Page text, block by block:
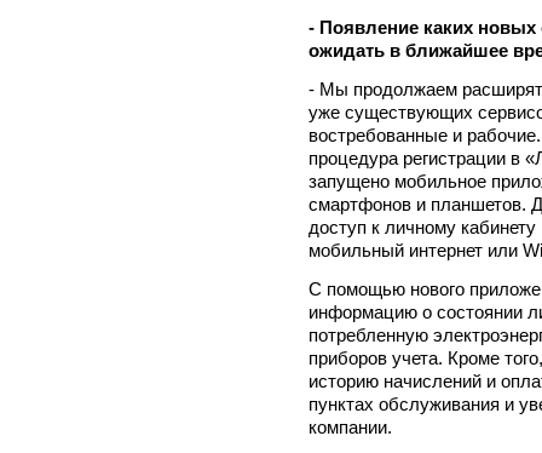
- Появление каких
ожидать в ближайшее
- Мы продолжаем
уже существующих
востребованные и
процедура регистрации в
запущено мобильное
смартфонов и планшетов.
доступ к личному
мобильный интернет или
С помощью нового
информацию о состоянии
потребленную
приборов учета. Кроме
историю начислений и
пунктах обслуживания и
компании.